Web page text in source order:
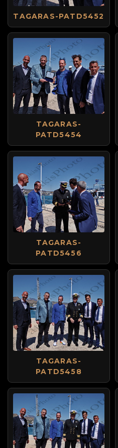
TAGARAS-PATD5452
TAGARAS-
PATD5454
TAGARAS-
PATD5456
TAGARAS-
PATD5458